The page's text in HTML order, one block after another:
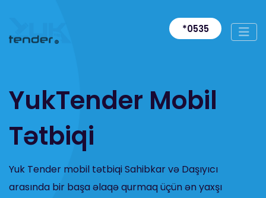
*0535
YukTender Mobil
Tətbiqi
Yuk Tender mobil tətbiqi Sahibkar və Daşıyıcı
arasında bir başa əlaqə qurmaq üçün ən yaxşı